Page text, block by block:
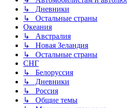
↳ Дневники
↳ Остальные страны
Океания
↳ Австралия
↳ Новая Зеландия
↳ Остальные страны
СНГ
↳ Белоруссия
↳ Дневники
↳ Россия
↳ Общие темы